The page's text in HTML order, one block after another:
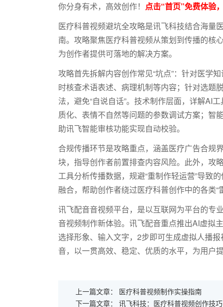
你分身有术，高效创作！ 点击“首页”免费体验
医疗科普视频避坑全攻略是讯飞科技结合海量
南。攻略聚焦医疗科普视频从策划到传播的核
为创作者提供可落地的解决方案。
攻略首先拆解内容创作常见“坑点”：针对医学
时核查术语表述、病理机制等内容；针对选题
法，避免“自说自话”。技术制作层面，详解AI
质化、表情不自然等问题的参数调试方案；智
助讯飞智能审核功能实现自动校验。
合规传播环节是攻略重点，涵盖医疗广告合规
块，指导创作者前置排查内容风险。此外，攻
工具分析传播数据，规避“重制作轻运营”导致
融合，帮助创作者绕过医疗科普创作中的各类“
讯飞配音音视频平台，是以互联网为平台的专
音视频制作新体验。讯飞配音重点推出AI虚拟
选择形象、输入文字，2步即可生成虚拟人播
音，以一贯高效、稳定、优质的水平，为用户
上一篇文章： 医疗科普视频制作实操指南
下一篇文章： 讯飞科技：医疗科普视频创作技巧